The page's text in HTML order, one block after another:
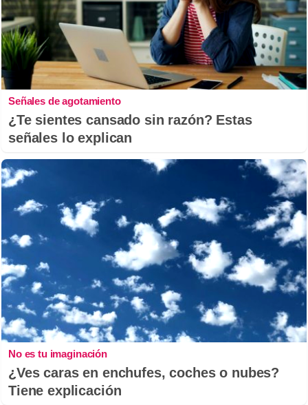
Señales de agotamiento
¿Te sientes cansado sin razón? Estas
señales lo explican
No es tu imaginación
¿Ves caras en enchufes, coches o nubes?
Tiene explicación